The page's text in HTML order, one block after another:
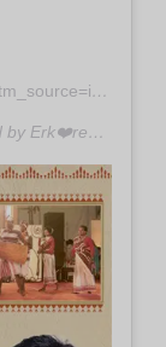
https://www.instagram.com/p/CPus3PjAjpy/?utm_source=ig_embed&utm_campaign=loading"